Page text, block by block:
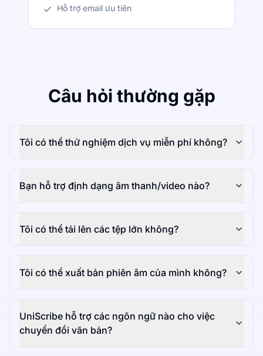
Hỗ trợ email ưu tiên
Câu hỏi thường gặp
Tôi có thể thử nghiệm dịch vụ miễn phí không?
Bạn hỗ trợ định dạng âm thanh/video nào?
Tôi có thể tải lên các tệp lớn không?
Tôi có thể xuất bản phiên âm của mình không?
UniScribe hỗ trợ các ngôn ngữ nào cho việc
chuyển đổi văn bản?